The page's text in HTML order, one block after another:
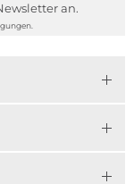
an.